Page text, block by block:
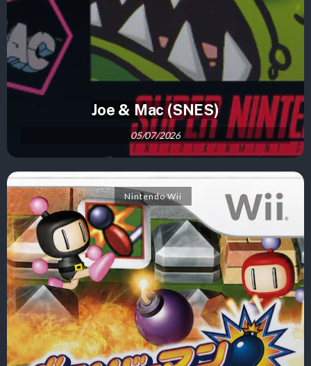
Joe & Mac (SNES)
05/07/2026
Nintendo Wii